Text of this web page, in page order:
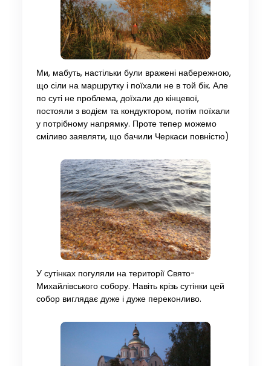
Ми, мабуть, настільки були вражені набережною,
що сіли на маршрутку і поїхали не в той бік. Але
по суті не проблема, доїхали до кінцевої,
постояли з водієм та кондуктором, потім поїхали
у потрібному напрямку. Проте тепер можемо
сміливо заявляти, що бачили Черкаси повністю)
У сутінках погуляли на території Свято-
Михайлівського собору. Навіть крізь сутінки цей
собор виглядає дуже і дуже переконливо.